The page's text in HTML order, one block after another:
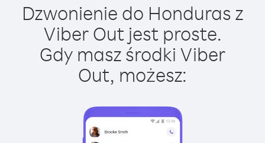
Dzwonienie do Honduras z
Viber Out jest proste.
Gdy masz środki Viber
Out, możesz: